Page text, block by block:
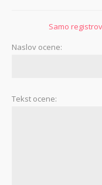
Samo
Naslov ocene:
Tekst ocene: